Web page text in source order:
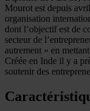
Mourot est depuis
organisation
dont l’objectif est de
secteur de
autrement » en
Créée en Inde il y a
soutenir des